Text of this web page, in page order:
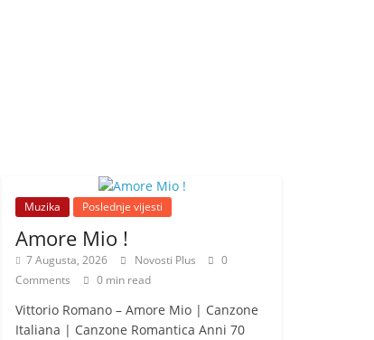
Muzika Poslednje vijesti
Amore Mio !
7 Augusta, 2026 Novosti Plus
0
Comments
0 min read
Vittorio Romano – Amore Mio | Canzone
Italiana | Canzone Romantica Anni 70